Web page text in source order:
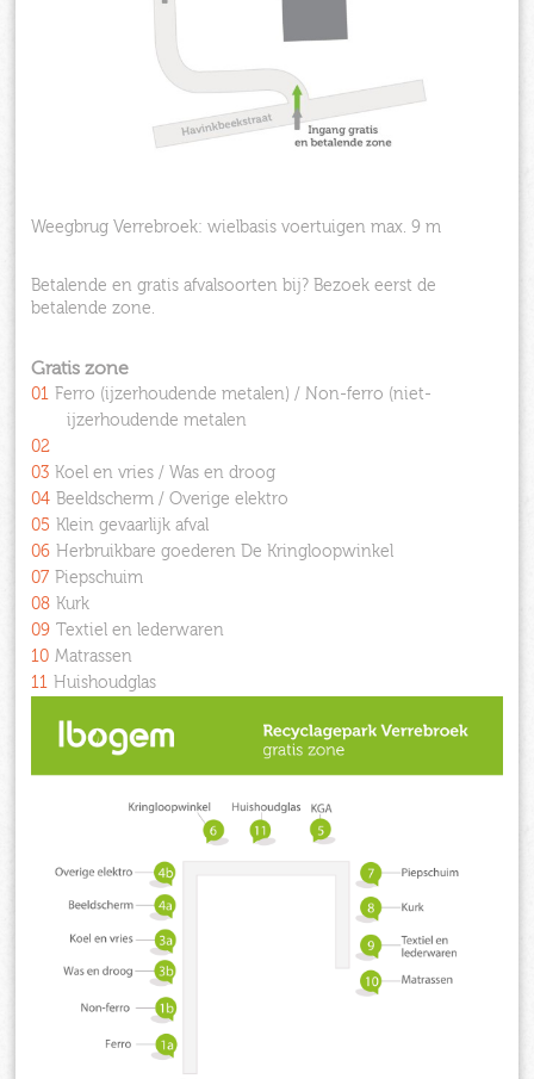
Weegbrug Verrebroek: wielbasis voertuigen max. 9 m
Betalende en gratis afvalsoorten bij? Bezoek eerst de
betalende zone.
Gratis zone
01 Ferro (ijzerhoudende metalen) / Non-ferro (niet-
ijzerhoudende metalen
02
03 Koel en vries / Was en droog
04 Beeldscherm / Overige elektro
05 Klein gevaarlijk afval
06 Herbruikbare goederen De Kringloopwinkel
07 Piepschuim
08 Kurk
09 Textiel en lederwaren
10 Matrassen
11 Huishoudglas